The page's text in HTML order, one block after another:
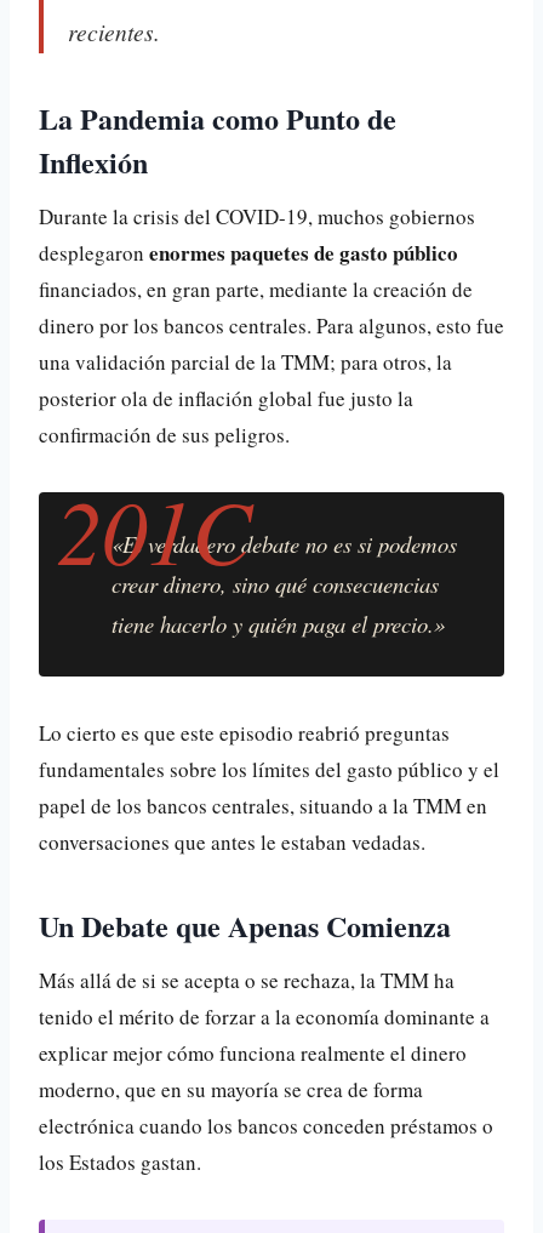
recientes.
La Pandemia como Punto de
Inflexión
Durante la crisis del COVID-19, muchos gobiernos
desplegaron enormes paquetes de gasto público
financiados, en gran parte, mediante la creación de
dinero por los bancos centrales. Para algunos, esto fue
una validación parcial de la TMM; para otros, la
posterior ola de inflación global fue justo la
confirmación de sus peligros.
«El verdadero debate no es si podemos
crear dinero, sino qué consecuencias
tiene hacerlo y quién paga el precio.»
Lo cierto es que este episodio reabrió preguntas
fundamentales sobre los límites del gasto público y el
papel de los bancos centrales, situando a la TMM en
conversaciones que antes le estaban vedadas.
Un Debate que Apenas Comienza
Más allá de si se acepta o se rechaza, la TMM ha
tenido el mérito de forzar a la economía dominante a
explicar mejor cómo funciona realmente el dinero
moderno, que en su mayoría se crea de forma
electrónica cuando los bancos conceden préstamos o
los Estados gastan.